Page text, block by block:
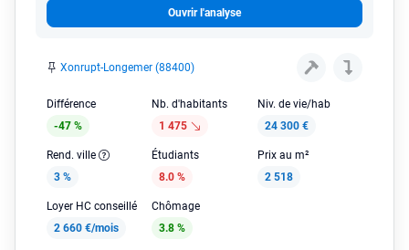
Ouvrir l'analyse
Xonrupt-Longemer (88400)
Différence
-47 %
Nb. d'habitants
1 475
Niv. de vie/hab
24 300 €
Rend. ville
3 %
Étudiants
8.0 %
Prix au m²
2 518
Loyer HC conseillé
2 660 €/mois
Chômage
3.8 %